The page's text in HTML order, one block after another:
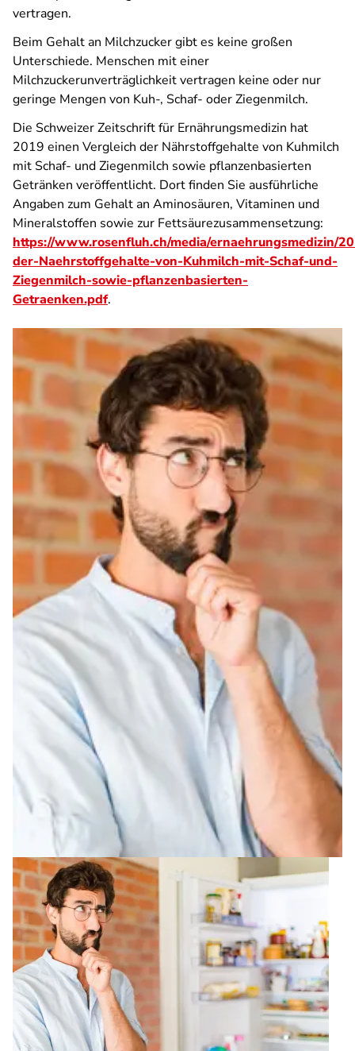
vertragen.
Beim Gehalt an Milchzucker gibt es keine großen
Unterschiede. Menschen mit einer
Milchzuckerunverträglichkeit vertragen keine oder nur
geringe Mengen von Kuh-, Schaf- oder Ziegenmilch.
Die Schweizer Zeitschrift für Ernährungsmedizin hat
2019 einen Vergleich der Nährstoffgehalte von Kuhmilch
mit Schaf- und Ziegenmilch sowie pflanzenbasierten
Getränken veröffentlicht. Dort finden Sie ausführliche
Angaben zum Gehalt an Aminosäuren, Vitaminen und
Mineralstoffen sowie zur Fettsäurezusammensetzung:
https://www.rosenfluh.ch/media/ernaehrungsmedizin/
der-Naehrstoffgehalte-von-Kuhmilch-mit-Schaf-und-
Ziegenmilch-sowie-pflanzenbasierten-
Getraenken.pdf.